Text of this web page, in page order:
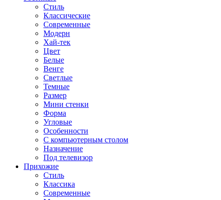
Стиль
Классические
Современные
Модерн
Хай-тек
Цвет
Белые
Венге
Светлые
Темные
Размер
Мини стенки
Форма
Угловые
Особенности
С компьютерным столом
Назначение
Под телевизор
Прихожие
Стиль
Классика
Современные